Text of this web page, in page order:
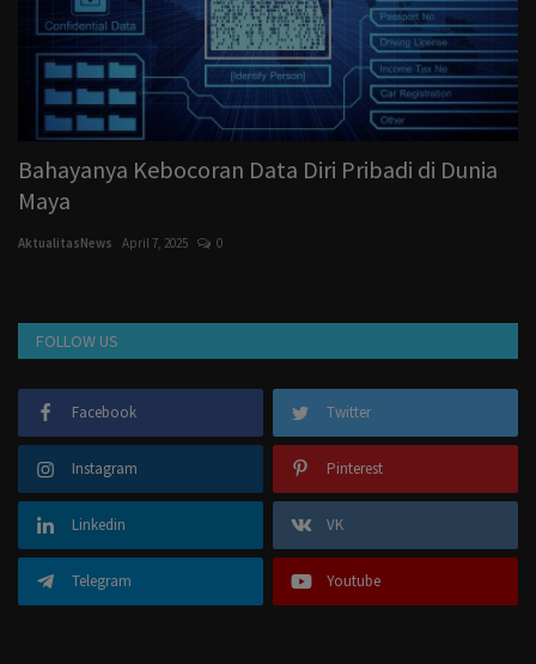
Bahayanya Kebocoran Data Diri Pribadi di Dunia
Maya
AktualitasNews April 7, 2025 0
FOLLOW US
Facebook Twitter
Instagram Pinterest
Linkedin VK
Telegram Youtube